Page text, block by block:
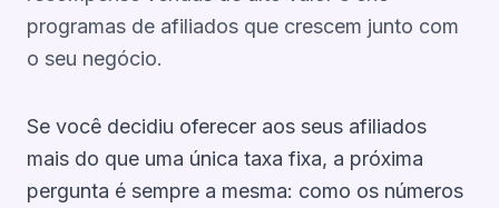
programas de afiliados que crescem junto com
o seu negócio.
Se você decidiu oferecer aos seus afiliados
mais do que uma única taxa fixa, a próxima
pergunta é sempre a mesma: como os números